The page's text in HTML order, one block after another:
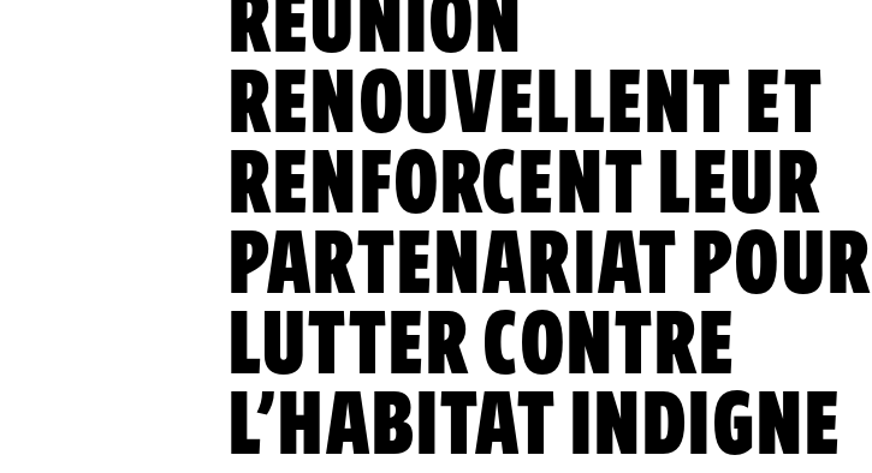
RÉUNION
RENOUVELLENT ET
RENFORCENT LEUR
PARTENARIAT POUR
LUTTER CONTRE
L’HABITAT INDIGNE